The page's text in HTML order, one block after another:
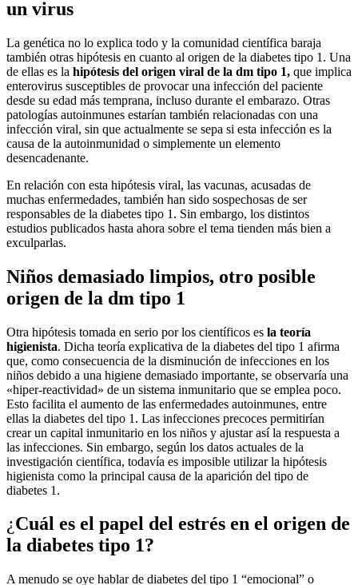
un virus
La genética no lo explica todo y la comunidad científica baraja
también otras hipótesis en cuanto al origen de la diabetes tipo 1. Una
de ellas es la hipótesis del origen viral de la dm tipo 1, que implica
enterovirus susceptibles de provocar una infección del paciente
desde su edad más temprana, incluso durante el embarazo. Otras
patologías autoinmunes estarían también relacionadas con una
infección viral, sin que actualmente se sepa si esta infección es la
causa de la autoinmunidad o simplemente un elemento
desencadenante.
En relación con esta hipótesis viral, las vacunas, acusadas de
muchas enfermedades, también han sido sospechosas de ser
responsables de la diabetes tipo 1. Sin embargo, los distintos
estudios publicados hasta ahora sobre el tema tienden más bien a
exculparlas.
Niños demasiado limpios, otro posible
origen de la dm tipo 1
Otra hipótesis tomada en serio por los científicos es la teoría
higienista. Dicha teoría explicativa de la diabetes del tipo 1 afirma
que, como consecuencia de la disminución de infecciones en los
niños debido a una higiene demasiado importante, se observaría una
«hiper-reactividad» de un sistema inmunitario que se emplea poco.
Esto facilita el aumento de las enfermedades autoinmunes, entre
ellas la diabetes del tipo 1. Las infecciones precoces permitirían
crear un capital inmunitario en los niños y ajustar así la respuesta a
las infecciones. Sin embargo, según los datos actuales de la
investigación científica, todavía es imposible utilizar la hipótesis
higienista como la principal causa de la aparición del tipo de
diabetes 1.
¿Cuál es el papel del estrés en el origen de
la diabetes tipo 1?
A menudo se oye hablar de diabetes del tipo 1 “emocional” o